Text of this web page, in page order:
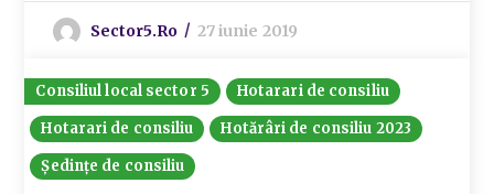
Sector5.ro 27 iunie 2019
Consiliul local sector 5
Hotarari de consiliu
Hotarari de consiliu
Hotărâri de consiliu 2023
Ședințe de consiliu